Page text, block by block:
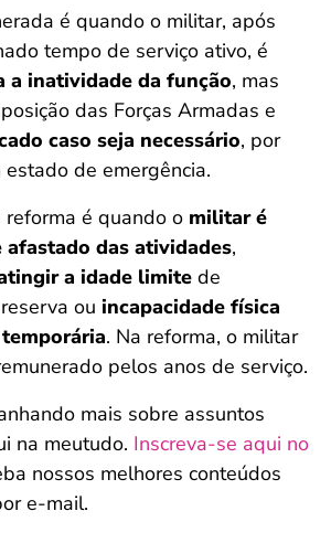
é quando o militar, após
tempo de serviço ativo, é
a inatividade da função, mas
das Forças Armadas e
caso seja necessário, por
de emergência.
reforma é quando o militar é
das atividades,
a idade limite de
ou incapacidade física
. Na reforma, o militar
pelos anos de serviço.
mais sobre assuntos
na meutudo. Inscreva-se aqui no
nossos melhores conteúdos
e-mail.